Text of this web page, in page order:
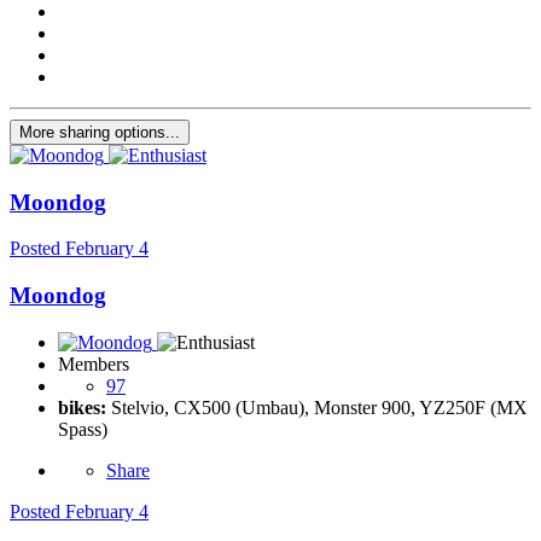
More sharing options...
Moondog
Posted February 4
Moondog
Members
97
bikes: Stelvio, CX500 (Umbau), Monster 900, YZ250F (MX
Spass)
Share
Posted February 4